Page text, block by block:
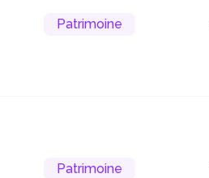
Patrimoine
Patrimoine